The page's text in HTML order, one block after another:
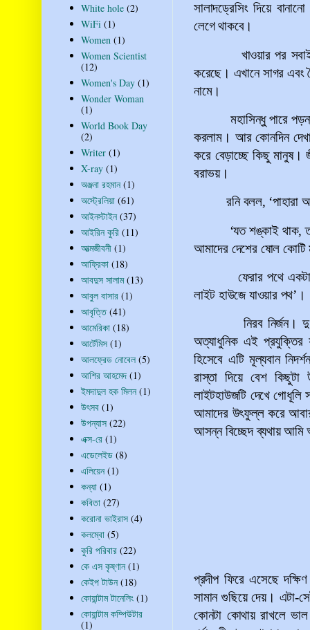
সালাদড্রেসিং দিয়ে
লেগে থাকবে।
খাওয়ার পর
করেছে। এখানে সাগর এবং
নামে।
মহাসিন্ধু পারে
করলাম। আর কোনদিন
করে বেড়াচ্ছে কিছু
বরাভয়।
রনি বলল, ‘পাহারা
‘যত শঙ্কাই থাক,
আমাদের দেশের ষোল কোটি
ফেরার পথে
লাইট হাউজে যাওয়ার পথ’ ।
নিরব নির্জন। দু
অত্যাধুনিক এই প্রযুক্তির
হিসেবে এটি মূল্যবান
রাস্তা দিয়ে বেশ
লাইটহাউজটি দেখে গোধূলি
আমাদের উৎফুল্ল করে আবার
আসন্ন বিচ্ছেদ ব্যথায় আমি
প্রদীপ ফিরে এসেছে
সামান গুছিয়ে দেয়। এটা-
কোনটা কোথায় রাখলে
White hole (2)
WiFi (1)
Women (1)
Women Scientist
(12)
Women's Day (1)
Wonder Woman
(1)
World Book Day
(2)
Writer (1)
X-ray (1)
অঞ্জনা রহমান (1)
অস্ট্রেলিয়া (61)
আইনস্টাইন (37)
আইরিন কুরি (11)
আত্মজীবনী (1)
আফ্রিকা (18)
আবদুস সালাম (13)
আবুল বাসার (1)
আবৃত্তি (41)
আমেরিকা (18)
আর্টেমিস (1)
আলফ্রেড নোবেল (5)
আশির আহমেদ (1)
ইমদাদুল হক মিলন (1)
উৎসব (1)
উপন্যাস (22)
এক্স-রে (1)
এডেলেইড (8)
এলিয়েন (1)
কন্যা (1)
কবিতা (27)
করোনা ভাইরাস (4)
কলম্বো (5)
কুরি পরিবার (22)
কে এস কৃষ্ণান (1)
কেইপ টাউন (18)
কোয়ান্টাম টানেলিং (1)
কোয়ান্টাম কম্পিউটার
(1)